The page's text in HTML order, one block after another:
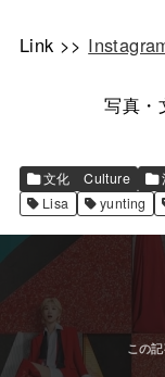
Link >>
写真・
文化 Culture
Lisa
yunting